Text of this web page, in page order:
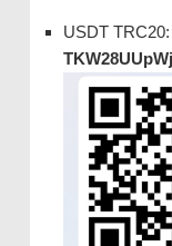
USDT TRC20: